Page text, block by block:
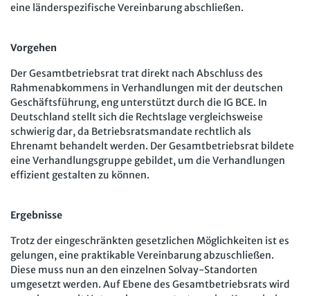
eine länderspezifische Vereinbarung abschließen.
Vorgehen
Der Gesamtbetriebsrat trat direkt nach Abschluss des
Rahmenabkommens in Verhandlungen mit der deutschen
Geschäftsführung, eng unterstützt durch die IG BCE. In
Deutschland stellt sich die Rechtslage vergleichsweise
schwierig dar, da Betriebsratsmandate rechtlich als
Ehrenamt behandelt werden. Der Gesamtbetriebsrat bildete
eine Verhandlungsgruppe gebildet, um die Verhandlungen
effizient gestalten zu können.
Ergebnisse
Trotz der eingeschränkten gesetzlichen Möglichkeiten ist es
gelungen, eine praktikable Vereinbarung abzuschließen.
Diese muss nun an den einzelnen Solvay-Standorten
umgesetzt werden. Auf Ebene des Gesamtbetriebsrats wird